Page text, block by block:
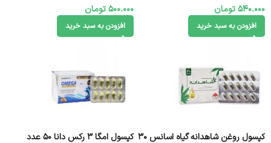
540.000تومان
افزودن به سبد خرید
500.000تومان
افزودن به سبد خرید
کپسول روغن شاهدانه گیاه اسانس 30 کپسول امگا ۳ رکس دانا 50 عدد